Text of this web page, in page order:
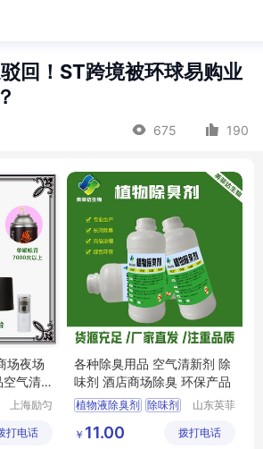
回！ST跨境被环球易购业
675 190
场夜场
空气清
上海励匀
公司
打电话
各种除臭用品 空气清新剂 除
味剂 酒店商场除臭 环保产品
植物液除臭剂 除味剂
除臭剂源头厂家
山东英菲
技有限公
￥ 11.00 拨打电话